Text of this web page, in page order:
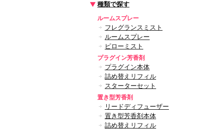
種類で探す
ルームスプレー
フレグランスミスト
ルームスプレー
ピローミスト
プラグイン芳香剤
プラグイン本体
詰め替えリフィル
スターターセット
置き型芳香剤
リードディフューザー
置き型芳香剤本体
詰め替えリフィル